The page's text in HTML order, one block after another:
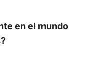
en el mundo